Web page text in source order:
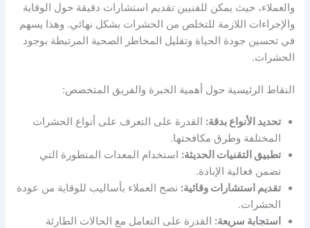
والعملاء، حيث يمكن للفنيين تقديم استشارات دقيقة حول الوقاية
والإجراءات اللازمة للتخلص من الحشرات بشكل نهائي. وهذا يسهم
في تحسين جودة الحياة وتقليل المخاطر الصحية المرتبطة بوجود
الحشرات.
النقاط الرئيسية حول أهمية الخبرة والفريق المتخصص:
تحديد الأنواع بدقة: القدرة على التعرف على أنواع الحشرات
المختلفة وطرق مكافحتها.
تطبيق التقنيات الحديثة: استخدام المعدات المتطورة التي
تضمن فعالية الإبادة.
تقديم استشارات وقائية: نصح العملاء بأساليب للوقاية من عودة
الحشرات.
استجابة سريعة: القدرة على التعامل مع الحالات الطارئة